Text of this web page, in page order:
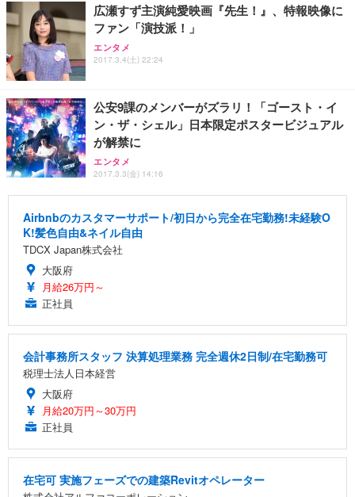
広瀬すず主演純愛映画『先生！』、特報映像に
ファン「演技派！」
エンタメ
2017.3.4(土) 22:24
公安9課のメンバーがズラリ！「ゴースト・イ
ン・ザ・シェル」日本限定ポスタービジュアル
が解禁に
エンタメ
2017.3.3(金) 14:16
Airbnbのカスタマーサポート/初日から完全在宅勤務!未経験O
K!髪色自由&ネイル自由
TDCX Japan株式会社
大阪府
月給26万円～
正社員
会計事務所スタッフ 決算処理業務 完全週休2日制/在宅勤務可
税理士法人日本経営
大阪府
月給20万円～30万円
正社員
在宅可 実施フェーズでの建築Revitオペレーター